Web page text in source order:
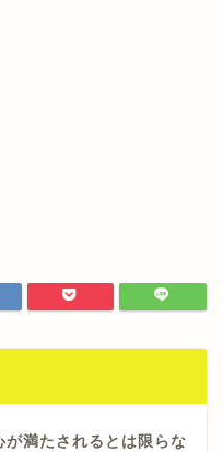
満たされるとは限らな